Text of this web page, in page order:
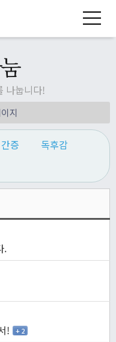
나눕니다!
지
간증
독후감
.
!
+ 2